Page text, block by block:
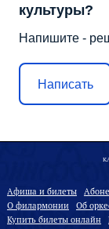
культуры?
Напишите -
Написать
Афиша и билеты
О филармонии
Oб
Купить билеты онлайн